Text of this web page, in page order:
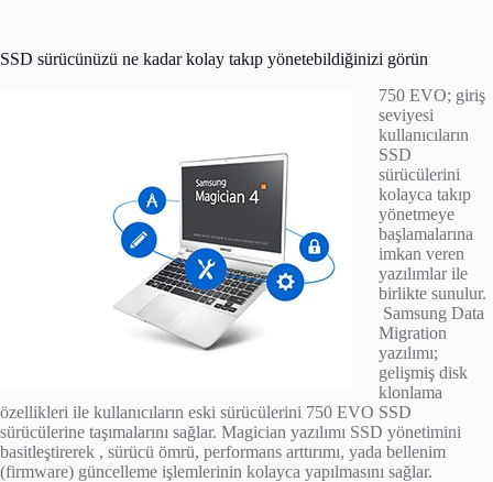
SSD sürücünüzü ne kadar kolay takıp yönetebildiğinizi görün
750 EVO; giriş
seviyesi
kullanıcıların
SSD
sürücülerini
kolayca takıp
yönetmeye
başlamalarına
imkan veren
yazılımlar ile
birlikte sunulur.
Samsung Data
Migration
yazılımı;
gelişmiş disk
klonlama
özellikleri ile kullanıcıların eski sürücülerini 750 EVO SSD
sürücülerine taşımalarını sağlar. Magician yazılımı SSD yönetimini
basitleştirerek , sürücü ömrü, performans arttırımı, yada bellenim
(firmware) güncelleme işlemlerinin kolayca yapılmasını sağlar.